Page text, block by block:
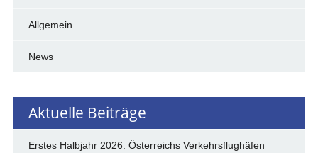
Allgemein
News
Aktuelle Beiträge
Erstes Halbjahr 2026: Österreichs Verkehrsflughäfen